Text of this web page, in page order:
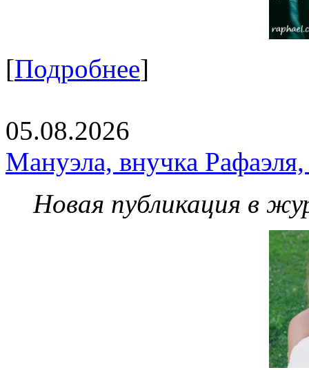
[Подробнее]
05.08.2026
Мануэла, внучка
Новая публикация в